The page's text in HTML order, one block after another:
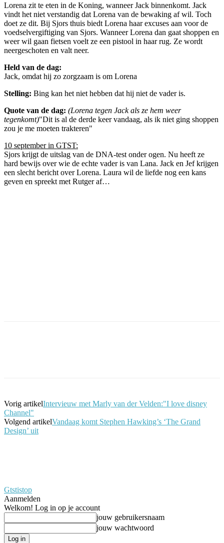
Lorena zit te eten in de Koning, wanneer Jack binnenkomt. Jack
vindt het niet verstandig dat Lorena van de bewaking af wil. Toch
doet ze dit. Bij Sjors thuis biedt Lorena haar excuses aan voor de
voedselvergiftiging van Sjors. Wanneer Lorena dan gaat shoppen en
weer wil gaan fietsen voelt ze een pistool in haar rug. Ze wordt
neergeschoten en valt neer.
Held van de dag:
Jack, omdat hij zo zorgzaam is om Lorena
Stelling: Bing kan het niet hebben dat hij niet de vader is.
Quote van de dag: (Lorena tegen Jack als ze hem weer
tegenkomt)"Dit is al de derde keer vandaag, als ik niet ging shoppen
zou je me moeten trakteren"
10 september in GTST:
Sjors krijgt de uitslag van de DNA-test onder ogen. Nu heeft ze
hard bewijs over wie de echte vader is van Lana. Jack en Jef krijgen
een slecht bericht over Lorena. Laura wil de liefde nog een kans
geven en spreekt met Rutger af…
Vorig artikelIntervieuw met Marly van der Velden:"I love disney
Channel"
Volgend artikelVandaag komt Stephen Hawking’s ‘The Grand
Design’ uit
Gtstistop
Aanmelden
Welkom! Log in op je account
jouw gebruikersnaam
jouw wachtwoord